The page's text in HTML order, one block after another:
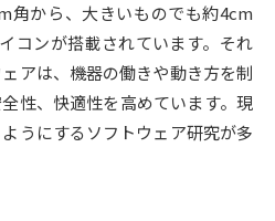
大学検索
調べる
角から、大きいものでも約4cm
コンが搭載されています。それ
アは、機器の働きや動き方を制
性、快適性を高めています。現
うにするソフトウェア研究が多